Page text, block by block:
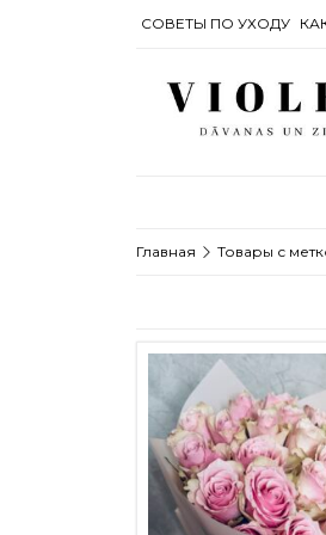
СОВЕТЫ ПО УХОДУ
Главная Товары с